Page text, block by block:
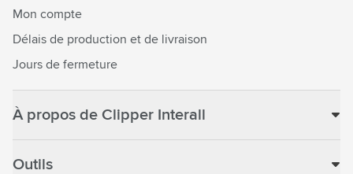
Mon compte
Délais de production et de livraison
Jours de fermeture
À propos de Clipper Interall
Outils